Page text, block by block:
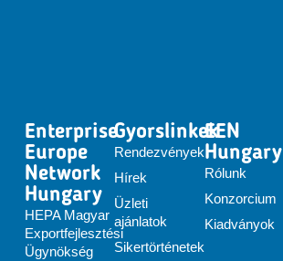
Enterprise
Europe
Network
Hungary
HEPA Magyar
Exportfejlesztési
Ügynökség
Gyorslinkek
Rendezvények
Hírek
Üzleti
ajánlatok
Sikertörténetek
EEN
Hungary
Rólunk
Konzorcium
Kiadványok